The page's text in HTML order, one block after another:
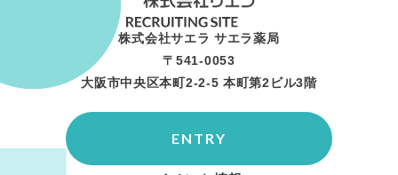
株式会社サエラ サエラ薬局
〒541-0053
大阪市中央区本町2-2-5 本町第2ビル3階
ENTRY